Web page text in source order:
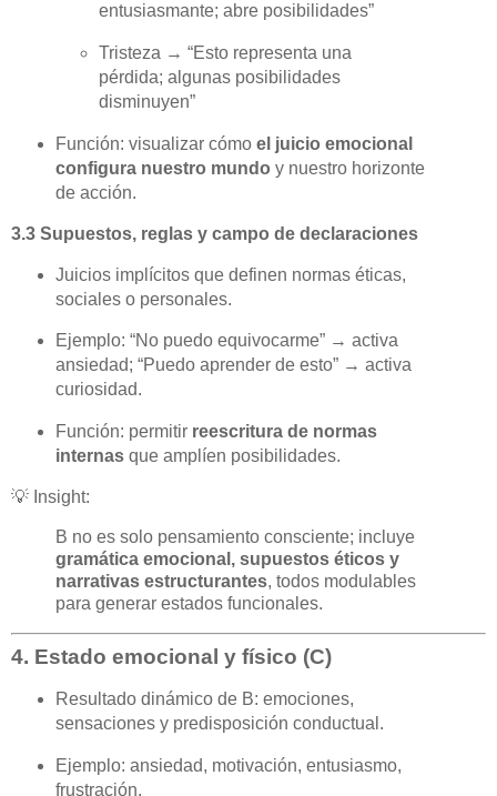
entusiasmante; abre posibilidades”
Tristeza → “Esto representa una
pérdida; algunas posibilidades
disminuyen”
Función: visualizar cómo el juicio emocional
configura nuestro mundo y nuestro horizonte
de acción.
3.3 Supuestos, reglas y campo de declaraciones
Juicios implícitos que definen normas éticas,
sociales o personales.
Ejemplo: “No puedo equivocarme” → activa
ansiedad; “Puedo aprender de esto” → activa
curiosidad.
Función: permitir reescritura de normas
internasque amplíen posibilidades.
💡 Insight:
B no es solo pensamiento consciente; incluye
gramática emocional, supuestos éticos y
narrativas estructurantes, todos modulables
para generar estados funcionales.
4. Estado emocional y físico (C)
Resultado dinámico de B: emociones,
sensaciones y predisposición conductual.
Ejemplo: ansiedad, motivación, entusiasmo,
frustración.